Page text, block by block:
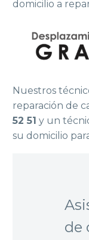
domicilio a
Nuestros
reparación de
52 51 y un
su domicilio
de